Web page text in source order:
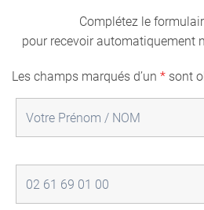
Complétez le
pour recevoir automatiquement
Les champs marqués d’un * sont